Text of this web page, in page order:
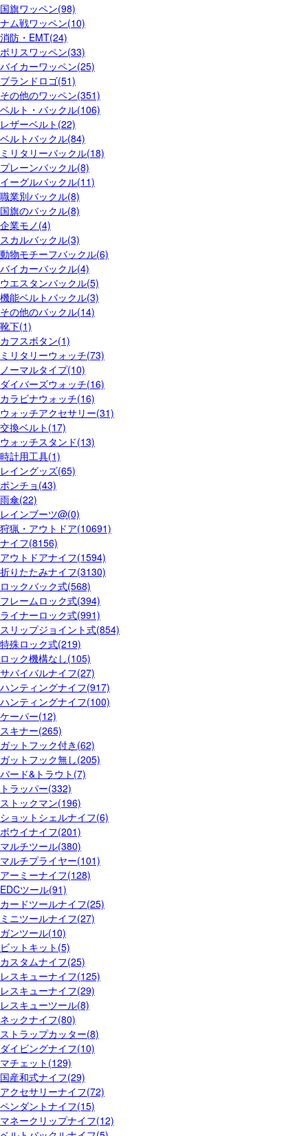
国旗ワッペン(98)
ナム戦ワッペン(10)
消防・EMT(24)
ポリスワッペン(33)
バイカーワッペン(25)
ブランドロゴ(51)
その他のワッペン(351)
ベルト・バックル(106)
レザーベルト(22)
ベルトバックル(84)
ミリタリーバックル(18)
プレーンバックル(8)
イーグルバックル(11)
職業別バックル(8)
国旗のバックル(8)
企業モノ(4)
スカルバックル(3)
動物モチーフバックル(6)
バイカーバックル(4)
ウエスタンバックル(5)
機能ベルトバックル(3)
その他のバックル(14)
靴下(1)
カフスボタン(1)
ミリタリーウォッチ(73)
ノーマルタイプ(10)
ダイバーズウォッチ(16)
カラビナウォッチ(16)
ウォッチアクセサリー(31)
交換ベルト(17)
ウォッチスタンド(13)
時計用工具(1)
レイングッズ(65)
ポンチョ(43)
雨傘(22)
レインブーツ@(0)
狩猟・アウトドア(10691)
ナイフ(8156)
アウトドアナイフ(1594)
折りたたみナイフ(3130)
ロックバック式(568)
フレームロック式(394)
ライナーロック式(991)
スリップジョイント式(854)
特殊ロック式(219)
ロック機構なし(105)
サバイバルナイフ(27)
ハンティングナイフ(917)
ハンティングナイフ(100)
ケーパー(12)
スキナー(265)
ガットフック付き(62)
ガットフック無し(205)
バード&トラウト(7)
トラッパー(332)
ストックマン(196)
ショットシェルナイフ(6)
ボウイナイフ(201)
マルチツール(380)
マルチプライヤー(101)
アーミーナイフ(128)
EDCツール(91)
カードツールナイフ(25)
ミニツールナイフ(27)
ガンツール(10)
ビットキット(5)
カスタムナイフ(25)
レスキューナイフ(125)
レスキューナイフ(29)
レスキューツール(8)
ネックナイフ(80)
ストラップカッター(8)
ダイビングナイフ(10)
マチェット(129)
国産和式ナイフ(29)
アクセサリーナイフ(72)
ペンダントナイフ(15)
マネークリップナイフ(12)